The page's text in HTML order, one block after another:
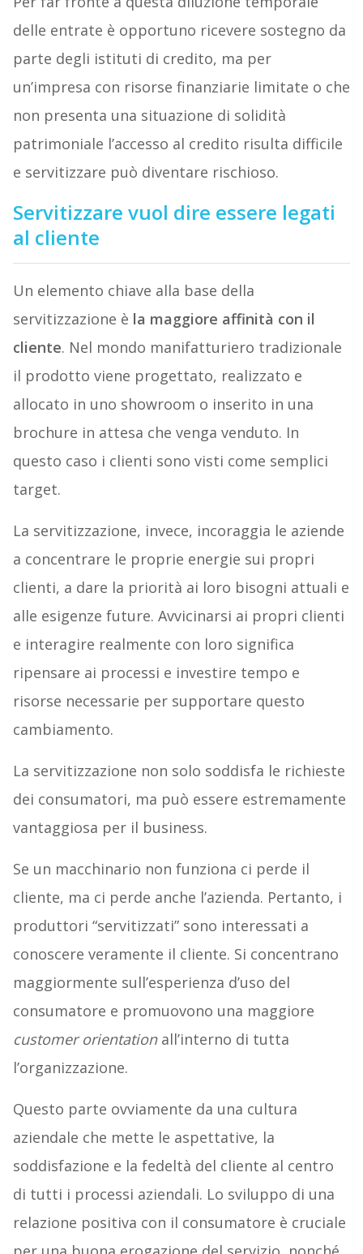
delle entrate è opportuno ricevere sostegno da
parte degli istituti di credito, ma per
un’impresa con risorse finanziarie limitate o che
non presenta una situazione di solidità
patrimoniale l’accesso al credito risulta difficile
e servitizzare può diventare rischioso.
Servitizzare vuol dire essere legati
al cliente
Un elemento chiave alla base della
servitizzazione è la maggiore affinità con il
cliente. Nel mondo manifatturiero tradizionale
il prodotto viene progettato, realizzato e
allocato in uno showroom o inserito in una
brochure in attesa che venga venduto. In
questo caso i clienti sono visti come semplici
target.
La servitizzazione, invece, incoraggia le aziende
a concentrare le proprie energie sui propri
clienti, a dare la priorità ai loro bisogni attuali e
alle esigenze future. Avvicinarsi ai propri clienti
e interagire realmente con loro significa
ripensare ai processi e investire tempo e
risorse necessarie per supportare questo
cambiamento.
La servitizzazione non solo soddisfa le richieste
dei consumatori, ma può essere estremamente
vantaggiosa per il business.
Se un macchinario non funziona ci perde il
cliente, ma ci perde anche l’azienda. Pertanto, i
produttori “servitizzati” sono interessati a
conoscere veramente il cliente. Si concentrano
maggiormente sull’esperienza d’uso del
consumatore e promuovono una maggiore
customer orientationall’interno di tutta
l’organizzazione.
Questo parte ovviamente da una cultura
aziendale che mette le aspettative, la
soddisfazione e la fedeltà del cliente al centro
di tutti i processi aziendali. Lo sviluppo di una
relazione positiva con il consumatore è cruciale